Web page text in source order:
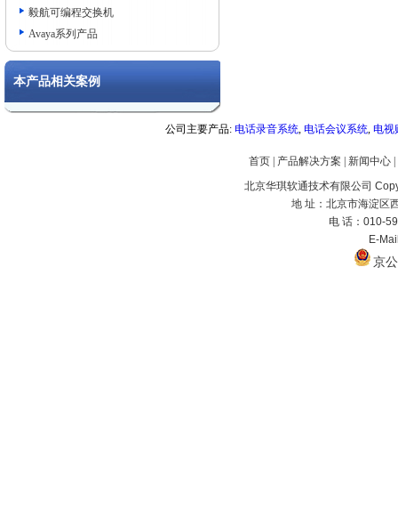
毅航可编程交换机
Avaya系列产品
本产品相关案例
公司主要产品:电话录音系统,电话会议系统,电视
首页 产品解决方案 新闻中心
北京华琪软通技术有限公司
地 址：北京市海淀区
电 话：010-
E-
京